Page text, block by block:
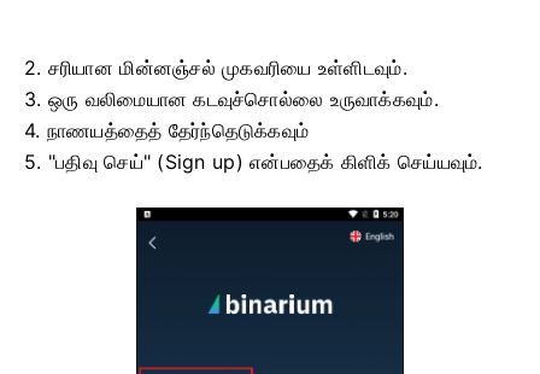
2. சரியான மின்னஞ்சல் முகவரியை உள்ளிடவும்.
3. ஒரு வலிமையான கடவுச்சொல்லை உருவாக்கவும்.
4. நாணயத்தைத் தேர்ந்தெடுக்கவும்
5. "பதிவு செய்" (Sign up) என்பதைக் கிளிக் செய்யவும்.